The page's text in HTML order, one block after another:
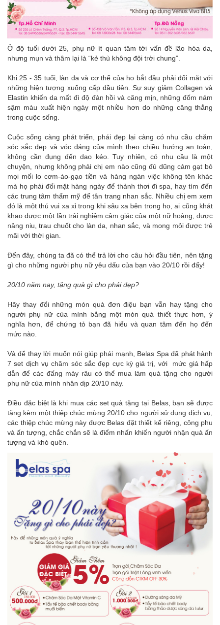
Ở độ tuổi dưới 25, phụ nữ ít quan tâm tới vấn đề lão hóa da,
nhưng mụn và thâm lại là “kẻ thù không đội trời chung”.
Khi 25 - 35 tuổi, làn da và cơ thể của họ bắt đầu phải đối mặt với
những hiện tượng xuống cấp đầu tiên. Sự suy giảm Collagen và
Elastin khiến da mất đi độ đàn hồi và căng mịn, những đốm nám
sậm màu xuất hiện ngày một nhiều hơn do những căng thẳng
trong cuộc sống.
Cuộc sống càng phát triển, phái đẹp lại càng có nhu cầu chăm
sóc sắc đẹp và vóc dáng của mình theo chiều hướng an toàn,
không cần đụng đến dao kéo. Tuy nhiên, có nhu cầu là một
chuyện, nhưng không phải chị em nào cũng đủ dũng cảm gạt bỏ
mọi mối lo cơm-áo-gạo tiền và hàng ngàn việc không tên khác
mà họ phải đối mặt hàng ngày để thảnh thơi đi spa, hay tìm đến
các trung tâm thẩm mỹ để tân trang nhan sắc. Nhiều chị em xem
đó là một thú vui xa xỉ trong khi sâu xa bên trong họ, ai cũng khát
khao được một lần trải nghiệm cảm giác của một nữ hoàng, được
nâng niu, trau chuốt cho làn da, nhan sắc, và mong mỏi được trẻ
mãi với thời gian.
Đến đây, chúng ta đã có thể trả lời cho câu hỏi đầu tiên, nên tặng
gì cho những người phụ nữ yêu dấu của bạn vào 20/10 rồi đấy!
20/10 năm nay, tặng quà gì cho phái đẹp?
Hãy thay đổi những món quà đơn điệu bạn vẫn hay tặng cho
người phụ nữ của mình bằng một món quà thiết thực hơn, ý
nghĩa hơn, để chứng tỏ bạn đã hiểu và quan tâm đến họ đến
mức nào.
Và để thay lời muốn nói giúp phái mạnh, Belas Spa đã phát hành
7 set dịch vụ chăm sóc sắc đẹp cực kỳ giá trị, với mức giá hấp
dẫn để các đấng mày râu có thể mua làm quà tặng cho người
phụ nữ của mình nhân dịp 20/10 này.
Điều đặc biệt là khi mua các set quà tặng tại Belas, bạn sẽ được
tặng kèm một thiệp chúc mừng 20/10 cho người sử dụng dịch vụ,
các thiệp chúc mừng này được Belas đặt thiết kế riêng, công phu
và ấn tượng, chắc chắn sẽ là điểm nhấn khiến người nhận quà ấn
tượng và khó quên.